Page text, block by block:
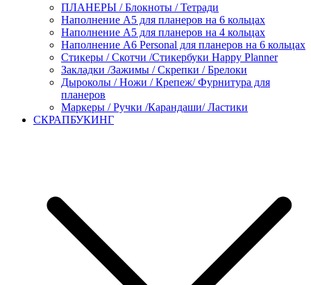
ПЛАНЕРЫ / Блокноты / Тетради
Наполнение А5 для планеров на 6 кольцах
Наполнение А5 для планеров на 4 кольцах
Наполнение А6 Personal для планеров на 6 кольцах
Стикеры / Скотчи /Стикербуки Happy Planner
Закладки /Зажимы / Скрепки / Брелоки
Дыроколы / Ножи / Крепеж/ Фурнитура для
планеров
Маркеры / Ручки /Карандаши/ Ластики
СКРАПБУКИНГ